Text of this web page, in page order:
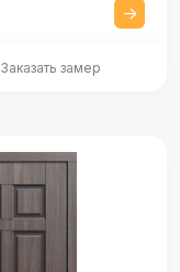
Заказать замер